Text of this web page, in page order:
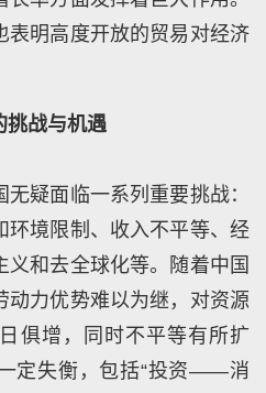
表明高度开放的贸易对经济
挑战与机遇
疑面临一系列重要挑战：
环境限制、收入不平等、经
义和去全球化等。随着中国
动力优势难以为继，对资源
俱增，同时不平等有所扩
定失衡，包括“投资——消